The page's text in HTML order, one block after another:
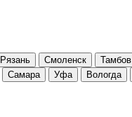
Рязань Смоленск Тамбов
Самара Уфа Вологда